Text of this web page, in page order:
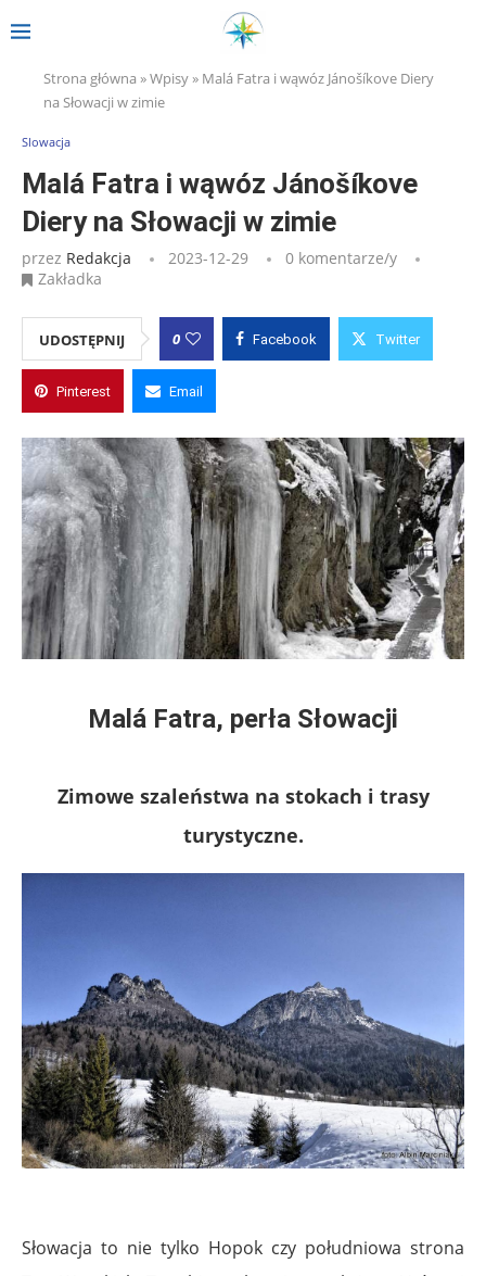
Strona główna »Wpisy» Malá Fatra i wąwóz Jánošíkove Diery
na Słowacji w zimie
Slowacja
Malá Fatra i wąwóz Jánošíkove
Diery na Słowacji w zimie
przez Redakcja 2023-12-29
0 komentarze/y
Zakładka
UDOSTĘPNIJ 0 Facebook Twitter
Pinterest Email
Malá Fatra, perła Słowacji
Zimowe szaleństwa na stokach i trasy
turystyczne.
Słowacja to nie tylko Hopok czy południowa strona